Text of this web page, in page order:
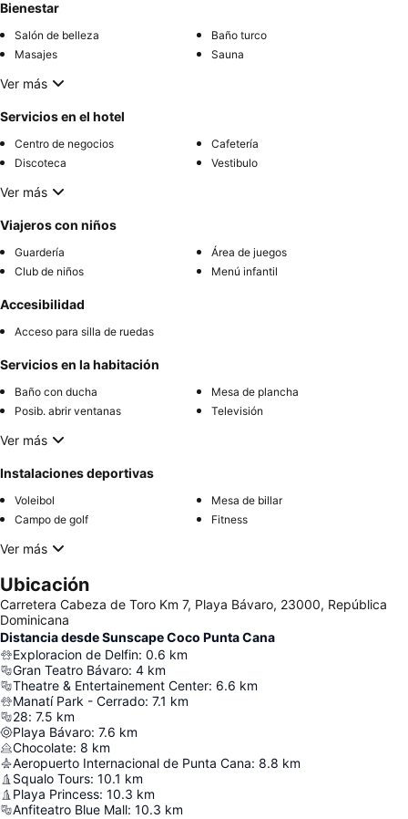
Bienestar
Salón de belleza
Baño turco
Masajes
Sauna
Ver más
Servicios en el hotel
Centro de negocios
Cafetería
Discoteca
Vestibulo
Ver más
Viajeros con niños
Guardería
Área de juegos
Club de niños
Menú infantil
Accesibilidad
Acceso para silla de ruedas
Servicios en la habitación
Baño con ducha
Mesa de plancha
Posib. abrir ventanas
Televisión
Ver más
Instalaciones deportivas
Voleibol
Mesa de billar
Campo de golf
Fitness
Ver más
Ubicación
Carretera Cabeza de Toro Km 7, Playa Bávaro, 23000, República
Dominicana
Distancia desde Sunscape Coco Punta Cana
Exploracion de Delfin: 0.6 km
Gran Teatro Bávaro: 4 km
Theatre & Entertainement Center: 6.6 km
Manatí Park - Cerrado: 7.1 km
28: 7.5 km
Playa Bávaro: 7.6 km
Chocolate: 8 km
Aeropuerto Internacional de Punta Cana: 8.8 km
Squalo Tours: 10.1 km
Playa Princess: 10.3 km
Anfiteatro Blue Mall: 10.3 km